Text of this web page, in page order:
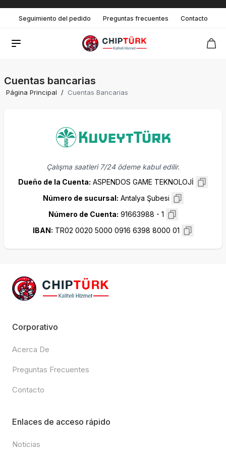
Seguimiento del pedido Preguntas frecuentes Contacto
Cuentas bancarias
Página Principal / Cuentas Bancarias
Çalışma saatleri 7/24 ödeme kabul edilir.
Dueño de la Cuenta: ASPENDOS GAME TEKNOLOJİ
Número de sucursal: Antalya Şubesi
Número de Cuenta: 91663988 - 1
IBAN: TR02 0020 5000 0916 6398 8000 01
Corporativo
Acerca De
Preguntas Frecuentes
Contacto
Enlaces de acceso rápido
Noticias